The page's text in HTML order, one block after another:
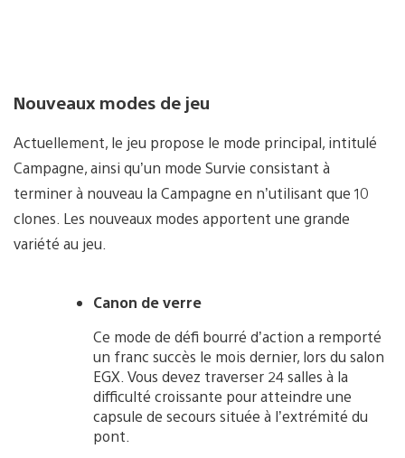
Nouveaux modes de jeu
Actuellement, le jeu propose le mode principal, intitulé
Campagne, ainsi qu’un mode Survie consistant à
terminer à nouveau la Campagne en n’utilisant que 10
clones. Les nouveaux modes apportent une grande
variété au jeu.
Canon de verre
Ce mode de défi bourré d’action a remporté
un franc succès le mois dernier, lors du salon
EGX. Vous devez traverser 24 salles à la
difficulté croissante pour atteindre une
capsule de secours située à l’extrémité du
pont.